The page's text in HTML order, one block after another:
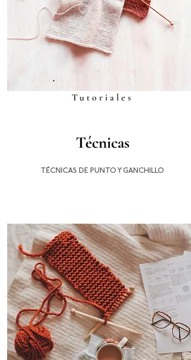
Tutoriales
​Técnicas
TÉCNICAS DE PUNTO Y GANCHILLO